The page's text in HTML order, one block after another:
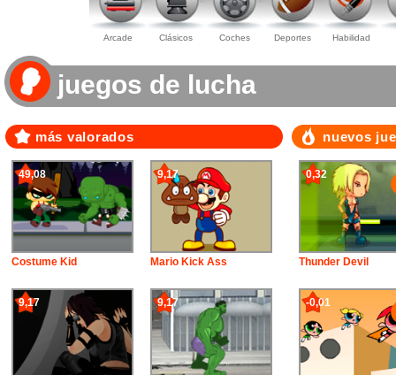
Arcade Clásicos Coches Deportes Habilidad
juegos de lucha
más valorados
49,08
Costume Kid
9,17
Mario Kick Ass
9,17 9,17
nuevos
0,32
Thunder Devil
-0,01